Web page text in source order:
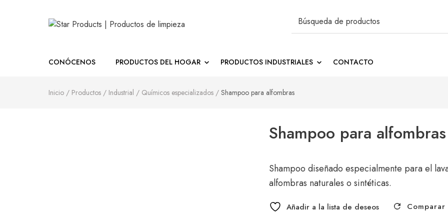
Star Products | Productos de limpieza
Buscar
por:
CONÓCENOS PRODUCTOS DEL HOGAR PRODUCTOS INDUSTRIALES CONTACTO
Inicio / Productos / Industrial / Químicos especializados / Shampoo para alfombras
Shampoo para alfombras
Shampoo diseñado especialmente para el
alfombras naturales o sintéticas.
Añadir a la lista de deseos Comparar